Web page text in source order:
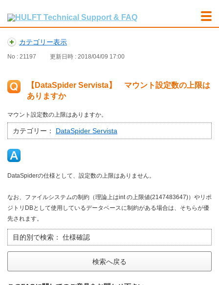
カテゴリー表示
No : 21197 更新日時 : 2018/04/09 17:00
【DataSpider Servista】 マウント設定数の上限は
ありますか
マウント設定数の上限はありますか。
カテゴリー： DataSpider Servista
DataSpiderの仕様として、設定数の上限はありません。
なお、ファイルシステムの制約（理論上はint の上限値(2147483647)）やリポ
ジトリDBとして使用しているデータベースに制約がある場合は、そちらが優
先されます。
目的別で検索： 仕様確認
検索へ戻る